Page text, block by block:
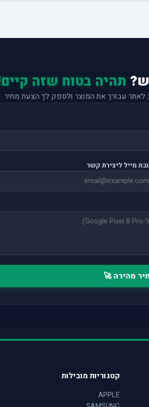
תהיה בטוח שזה
עבורך את המוצר ולספק לך הצעת מחיר
מייל ליצירת קשר
מהירה 🚀
קטגוריות מובילות
APPLE